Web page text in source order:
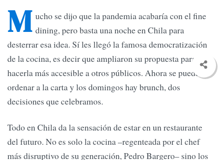
M ucho se dijo que la pandemia acabaría con el fine
dining, pero basta una noche en Chila para
desterrar esa idea. Sí les llegó la famosa democratización
de la cocina, es decir que ampliaron su propuesta para
hacerla más accesible a otros públicos. Ahora se puede
ordenar a la carta y los domingos hay brunch, dos
decisiones que celebramos.
Todo en Chila da la sensación de estar en un restaurante
del futuro. No es solo la cocina –regenteada por el chef
más disruptivo de su generación, Pedro Bargero– sino los